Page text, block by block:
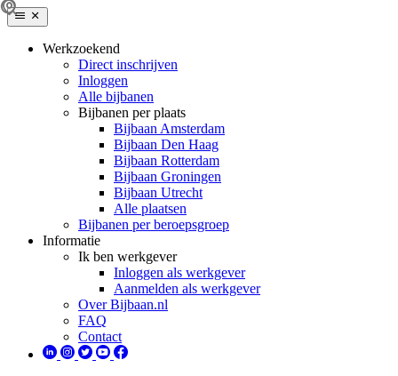
Werkzoekend
Direct inschrijven
Inloggen
Alle bijbanen
Bijbanen per plaats
Bijbaan Amsterdam
Bijbaan Den Haag
Bijbaan Rotterdam
Bijbaan Groningen
Bijbaan Utrecht
Alle plaatsen
Bijbanen per beroepsgroep
Informatie
Ik ben werkgever
Inloggen als werkgever
Aanmelden als werkgever
Over Bijbaan.nl
FAQ
Contact